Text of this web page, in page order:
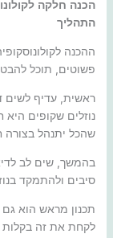
הכנה חלקה
התהליך
ההכנה
פשוטים, תוכל
ראשית, עדיף לשים
נוזלים שקופים
שהכל יתנהל בצורה
בהמשך, שים לב
סיבים ולהתמקד
תכנון מראש הוא
לקחת את זה בקלות